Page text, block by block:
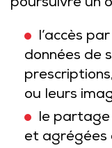
poursuivre un
l’accès
données de
ou leurs
le partage
et agrégées